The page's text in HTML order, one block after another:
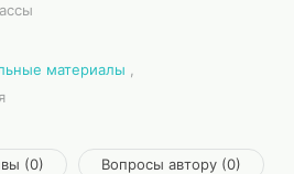
материалы
(0) Вопросы автору (0)